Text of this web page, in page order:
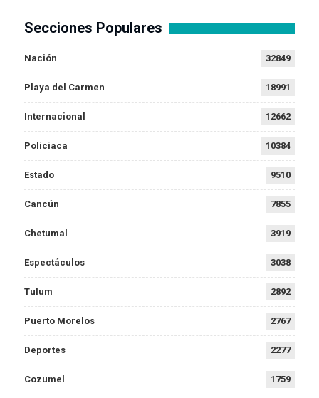
Secciones Populares
Nación 32849
Playa del Carmen 18991
Internacional 12662
Policiaca 10384
Estado 9510
Cancún 7855
Chetumal 3919
Espectáculos 3038
Tulum 2892
Puerto Morelos 2767
Deportes 2277
Cozumel 1759